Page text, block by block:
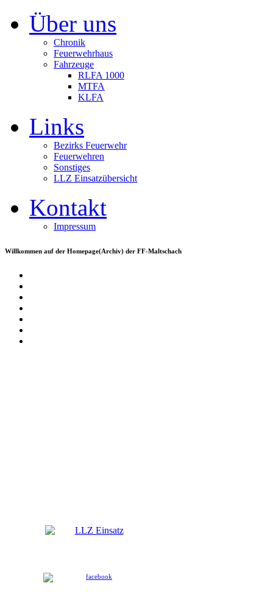
Über uns
Chronik
Feuerwehrhaus
Fahrzeuge
RLFA 1000
MTFA
KLFA
Links
Bezirks Feuerwehr
Feuerwehren
Sonstiges
LLZ Einsatzübersicht
Kontakt
Impressum
Willkommen auf der Homepage(Archiv) der FF-Maltschach